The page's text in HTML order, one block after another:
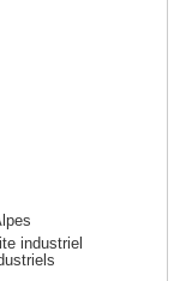
industriel